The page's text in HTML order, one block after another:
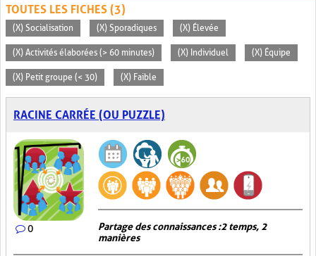
TOUTES LES FICHES (3)
(X) Socialisation (X) Sporadiques (X) Élevée
(X) Activités élaborées (> 60 minutes) (X) Individuel (X) Équipe
(X) Petit groupe (< 30) (X) Faible
RACINE CARRÉE (OU PUZZLE)
0
Partage des connaissances : 2 temps, 2
manières